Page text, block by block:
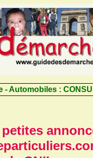
- Automobiles :